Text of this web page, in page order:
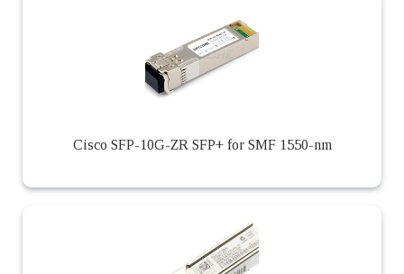
Cisco SFP-10G-ZR SFP+ for SMF 1550-nm